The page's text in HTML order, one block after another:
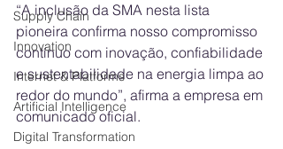
Supply Chain
Innovation
Internet & Platforms
Artificial Intelligence
Digital Transformation
“A inclusão da SMA nesta lista
pioneira confirma nosso compromisso
contínuo com inovação, confiabilidade
e sustentabilidade na energia limpa ao
redor do mundo”, afirma a empresa em
comunicado oficial.